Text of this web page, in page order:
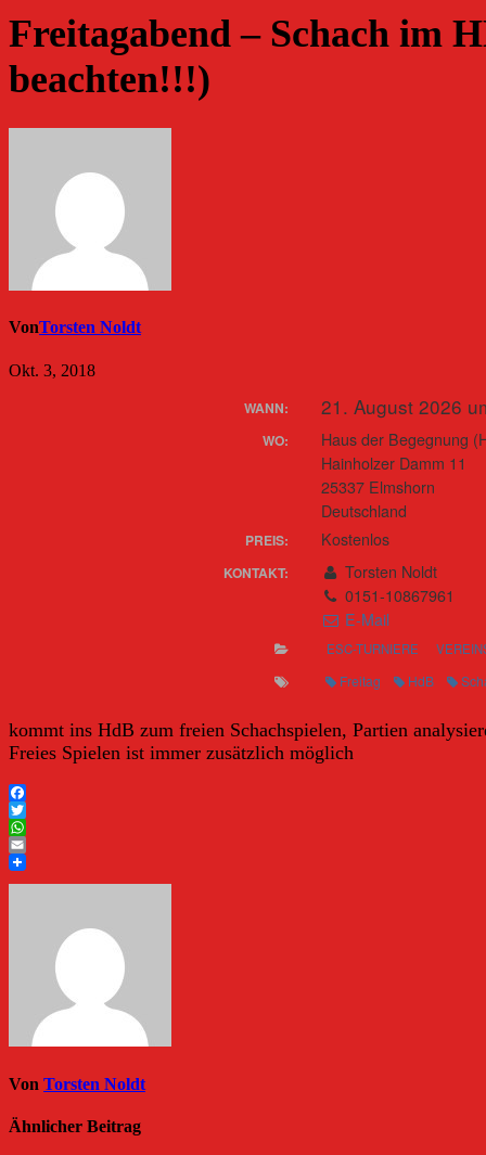
Freitagabend – Schach im
beachten!!!)
VonTorsten Noldt
Okt. 3, 2018
WANN: 21. August 2026
WO:
Haus der Begegnung
Hainholzer Damm 11
25337 Elmshorn
Deutschland
PREIS: Kostenlos
KONTAKT:
Torsten Noldt
0151-10867961
E-Mail
ESC-TURNIERE
Freitag HdB
kommt ins HdB zum freien Schachspielen, Partien
Freies Spielen ist immer zusätzlich möglich
Facebook
Twitter
WhatsApp
Email
Von Torsten Noldt
Ähnlicher Beitrag